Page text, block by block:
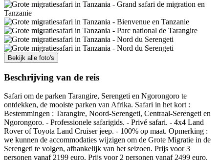
Bekijk alle foto's
Beschrijving van de reis
Safari om de parken Tarangire, Serengeti en Ngorongoro te
ontdekken, de mooiste parken van Afrika. Safari in het kort :
Bestemmingen : Tarangire, Noord-Serengeti, Centraal-Serengeti en
Ngorongoro. - Professionele safarigids. - Privé safari. - 4x4 Land
Rover of Toyota Land Cruiser jeep. - 100% op maat. Opmerking :
we kunnen de accommodaties wijzigen om de Grote Migratie in de
Serengeti te volgen, afhankelijk van het seizoen. Prijs voor 3
personen vanaf 2199 euro. Prijs voor 2 personen vanaf 2499 euro.